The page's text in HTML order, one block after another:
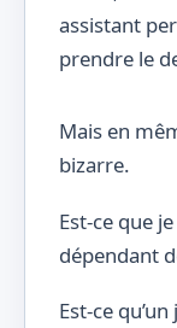
Mais en
bizarre.
Est-ce que
dépendant
Est-ce